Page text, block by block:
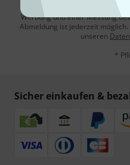
Mit Klick auf „Jetzt anmelden“
Werbung und einer Messung
Abmeldung ist jederzeit
unseren
*
Sicher einkaufen &